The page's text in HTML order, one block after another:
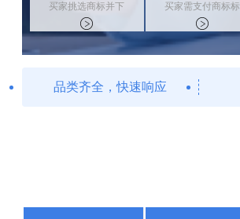
买家挑选商标并下
单
买家需支付商标标
价的10%的购买订
金
品类齐全，快速响应